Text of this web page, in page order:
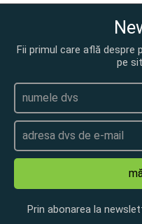
Fii primul care află despre
pe
Prin abonarea la